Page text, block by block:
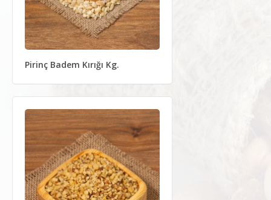
Pirinç Badem Kırığı Kg.